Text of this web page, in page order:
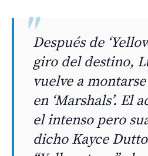
Después de
giro del destino,
vuelve a
en ‘Marshals’. El
el intenso pero
dicho Kayce